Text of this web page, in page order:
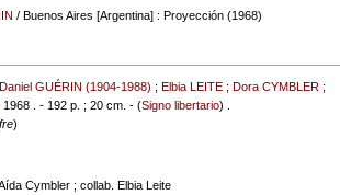
/ Buenos Aires [Argentina] : Proyección (1968)
Daniel GUÉRIN (1904-1988) ;Elbia LEITE ;Dora CYMBLER ;
, 1968 . - 192 p. ; 20 cm. - (Signo libertario) .
fre)
Cymbler ; collab. Elbia Leite